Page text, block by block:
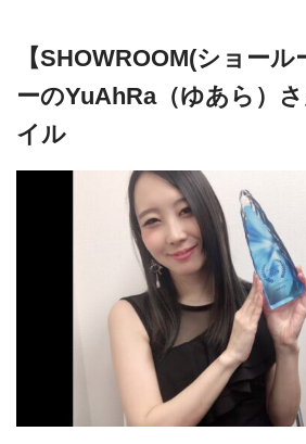
【SHOWROOM(ショー
ーのYuAhRa（ゆあら）
イル